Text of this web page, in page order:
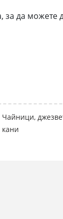
да можете
Чайници,
кани